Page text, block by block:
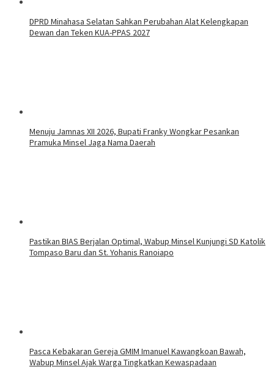
DPRD Minahasa Selatan Sahkan Perubahan Alat Kelengkapan
Dewan dan Teken KUA-PPAS 2027
Menuju Jamnas XII 2026, Bupati Franky Wongkar Pesankan
Pramuka Minsel Jaga Nama Daerah
Pastikan BIAS Berjalan Optimal, Wabup Minsel Kunjungi SD Katolik
Tompaso Baru dan St. Yohanis Ranoiapo
Pasca Kebakaran Gereja GMIM Imanuel Kawangkoan Bawah,
Wabup Minsel Ajak Warga Tingkatkan Kewaspadaan